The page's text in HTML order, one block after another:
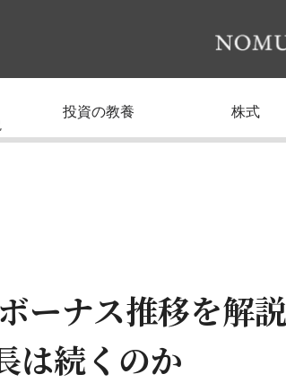
投資の教養 株式
ーナス推移を解
は続くのか